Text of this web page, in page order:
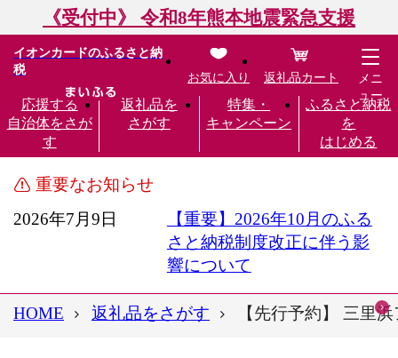
《受付中》 令和8年熊本地震緊急支援
イオンカードのふるさと納
税
応援する
自治体をさが
す
返礼品を
さがす
特集・
キャンペーン
ふるさと納税
を
はじめる
お気に入り 返礼品カート
メニ
ュー
重要なお知らせ
2026年7月9日
【重要】2026年10月のふる
さと納税制度改正に伴う影
響について
HOME 返礼品をさがす 【先行予約】 三里